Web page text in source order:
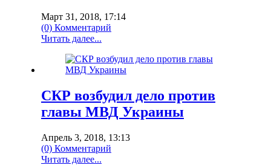
Март 31, 2018, 17:14
(0) Комментарий
Читать далее...
СКР возбудил дело против
главы МВД Украины‍
Апрель 3, 2018, 13:13
(0) Комментарий
Читать далее...